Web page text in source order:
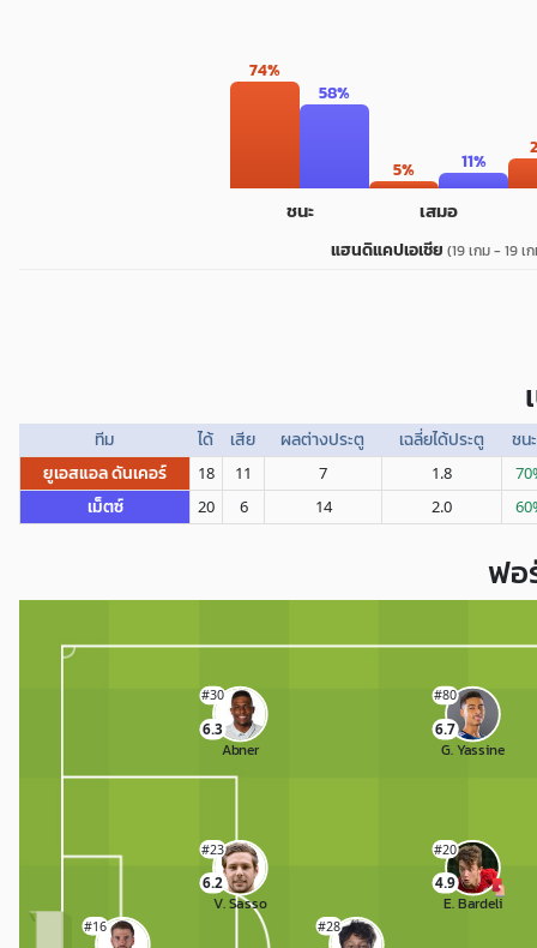
74%
58%
ชนะ
5% 11%
เสมอ
แฮนดิแคปเอเชีย (19 เกม - 19 เ
ทีม ได้ เสีย ผลต่างประตู เฉลี่ยได้ประตู
ชน
ยูเอสแอล ดันเคอร์
18 11 7 1.8
เม็ตซ์ 20 6 14 2.0
ฟอ
#16
V. Sasso
#23
6.2
Abner
#30
6.3
#28
E. Bardeli
#20
4.9
G. Yassine
#80
6.7